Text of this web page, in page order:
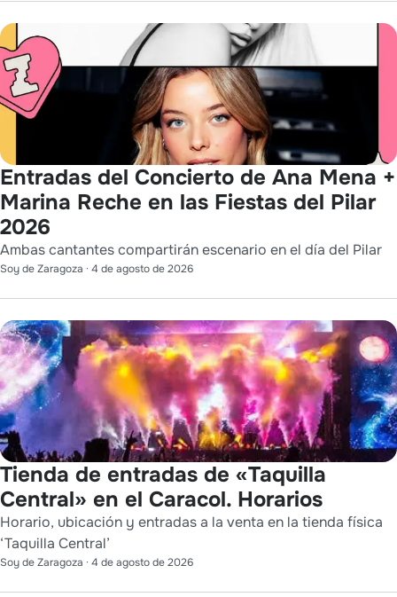
Entradas del Concierto de Ana Mena +
Marina Reche en las Fiestas del Pilar
2026
Ambas cantantes compartirán escenario en el día del Pilar
Soy de Zaragoza · 4 de agosto de 2026
Tienda de entradas de «Taquilla
Central» en el Caracol. Horarios
Horario, ubicación y entradas a la venta en la tienda física
‘Taquilla Central’
Soy de Zaragoza · 4 de agosto de 2026